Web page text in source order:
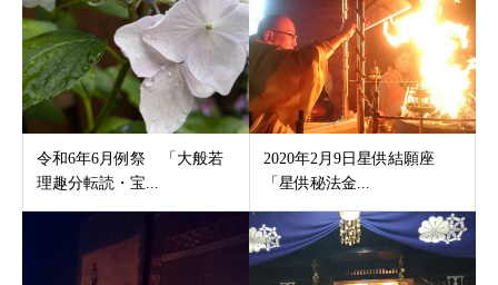
令和6年6月例祭 「大般若
理趣分転読・宝...
2020年2月9日星供結願座
「星供秘法金...